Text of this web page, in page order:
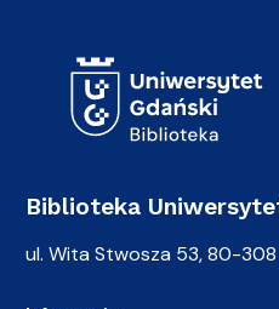
Biblioteka
ul. Wita Stwosza 53, 80-